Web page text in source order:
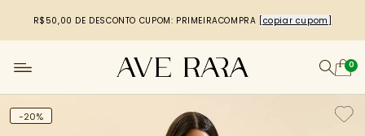
R$50,00 DE DESCONTO CUPOM: PRIMEIRACOMPRA [copiar cupom]
0
-20%